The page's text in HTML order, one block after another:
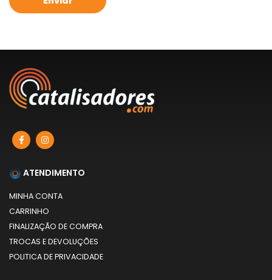
ATENDIMENTO
MINHA CONTA
CARRINHO
FINALIZAÇÃO DE COMPRA
TROCAS E DEVOLUÇÕES
POLITICA DE PRIVACIDADE